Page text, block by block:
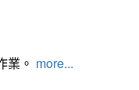
業。 more...